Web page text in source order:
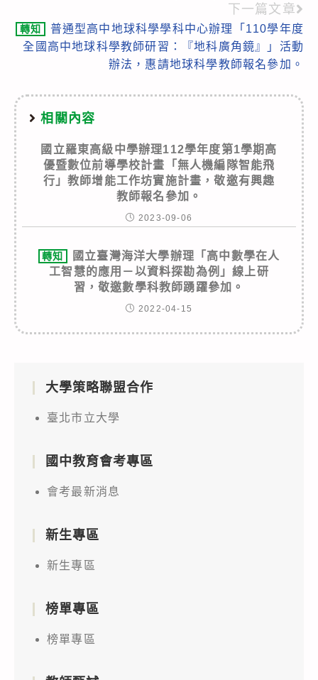
下一篇文章
轉知
普通型高中地球科學學科中心辦理「110學年度
全國高中地球科學教師研習：『地科廣角鏡』」活動
辦法，惠請地球科學教師報名參加。
相關內容
國立羅東高級中學辦理112學年度第1學期高
優暨數位前導學校計畫「無人機編隊智能飛
行」教師增能工作坊實施計畫，敬邀有興趣
教師報名參加。
2023-09-06
轉知
國立臺灣海洋大學辦理「高中數學在人
工智慧的應用－以資料探勘為例」線上研
習，敬邀數學科教師踴躍參加。
2022-04-15
大學策略聯盟合作
臺北市立大學
國中教育會考專區
會考最新消息
新生專區
新生專區
榜單專區
榜單專區